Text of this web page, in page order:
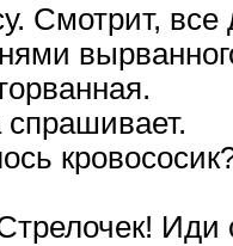
Смотрит,
спрашивает.
Иди